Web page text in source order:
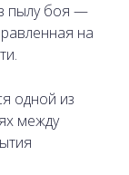
пылу боя —
на
одной из
между